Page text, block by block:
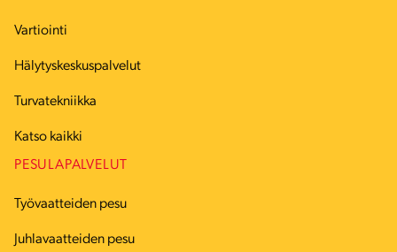
Vartiointi
Hälytyskeskuspalvelut
Turvatekniikka
Katso kaikki
PESULAPALVELUT
Työvaatteiden pesu
Juhlavaatteiden pesu